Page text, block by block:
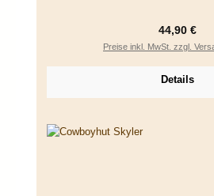
Regulärer
44,90 €
Preise inkl. MwSt. zzgl.
Details